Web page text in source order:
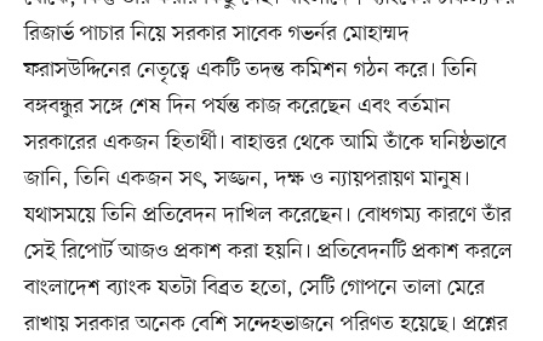
রিজার্ভ পাচার নিয়ে সরকার সাবেক গভর্নর মোহাম্মদ
ফরাসউদ্দিনের নেতৃত্বে একটি তদন্ত কমিশন গঠন করে। তিনি
বঙ্গবন্ধুর সঙ্গে শেষ দিন পর্যন্ত কাজ করেছেন এবং বর্তমান
সরকারের একজন হিতার্থী। বাহাত্তর থেকে আমি তাঁকে ঘনিষ্ঠভাবে
জানি, তিনি একজন সৎ, সজ্জন, দক্ষ ও ন্যায়পরায়ণ মানুষ।
যথাসময়ে তিনি প্রতিবেদন দাখিল করেছেন। বোধগম্য কারণে তাঁর
সেই রিপোর্ট আজও প্রকাশ করা হয়নি। প্রতিবেদনটি প্রকাশ করলে
বাংলাদেশ ব্যাংক যতটা বিব্রত হতো, সেটি গোপনে তালা মেরে
রাখায় সরকার অনেক বেশি সন্দেহভাজনে পরিণত হয়েছে। প্রশ্নের